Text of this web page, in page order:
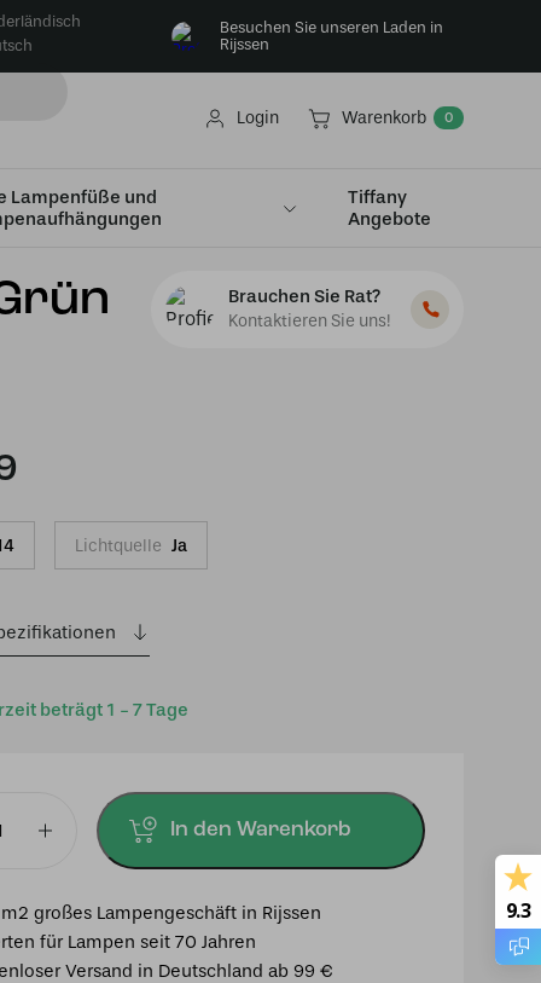
Besuchen Sie unseren Laden in
Rijssen
Login Warenkorb 0
Lampenfüße und
Tiffany
Angebote
Brauchen Sie Rat?
Kontaktieren Sie uns!
beträgt 1 - 7 Tage
Lichtquelle Ja
In den Warenkorb
großes Lampengeschäft in Rijssen
für Lampen seit 70 Jahren
Versand in Deutschland ab 99 €
9.3